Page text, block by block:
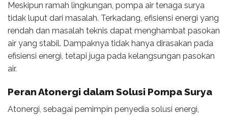
Meskipun ramah lingkungan, pompa air tenaga surya
tidak luput dari masalah. Terkadang, efisiensi energi yang
rendah dan masalah teknis dapat menghambat pasokan
air yang stabil. Dampaknya tidak hanya dirasakan pada
efisiensi energi, tetapi juga pada kelangsungan pasokan
air.
Peran Atonergi dalam Solusi Pompa Surya
Atonergi, sebagai pemimpin penyedia solusi energi,